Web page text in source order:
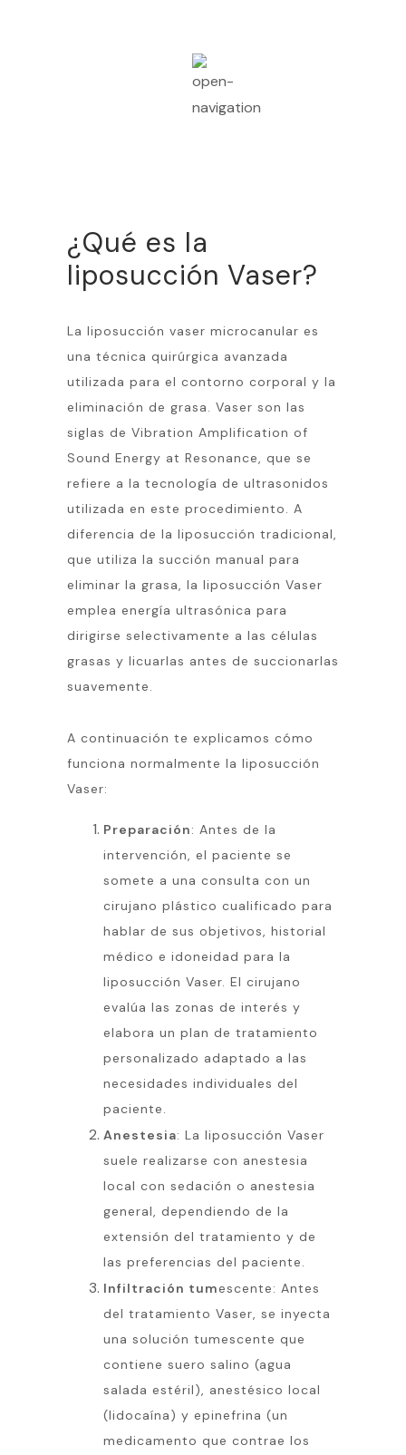
¿Qué es la
liposucción Vaser?
La liposucción vaser microcanular es
una técnica quirúrgica avanzada
utilizada para el contorno corporal y la
eliminación de grasa. Vaser son las
siglas de Vibration Amplification of
Sound Energy at Resonance, que se
refiere a la tecnología de ultrasonidos
utilizada en este procedimiento. A
diferencia de la liposucción tradicional,
que utiliza la succión manual para
eliminar la grasa, la liposucción Vaser
emplea energía ultrasónica para
dirigirse selectivamente a las células
grasas y licuarlas antes de succionarlas
suavemente.
A continuación te explicamos cómo
funciona normalmente la liposucción
Vaser:
Preparación: Antes de la
intervención, el paciente se
somete a una consulta con un
cirujano plástico cualificado para
hablar de sus objetivos, historial
médico e idoneidad para la
liposucción Vaser. El cirujano
evalúa las zonas de interés y
elabora un plan de tratamiento
personalizado adaptado a las
necesidades individuales del
paciente.
Anestesia: La liposucción Vaser
suele realizarse con anestesia
local con sedación o anestesia
general, dependiendo de la
extensión del tratamiento y de
las preferencias del paciente.
Infiltración tumescente: Antes
del tratamiento Vaser, se inyecta
una solución tumescente que
contiene suero salino (agua
salada estéril), anestésico local
(lidocaína) y epinefrina (un
medicamento que contrae los